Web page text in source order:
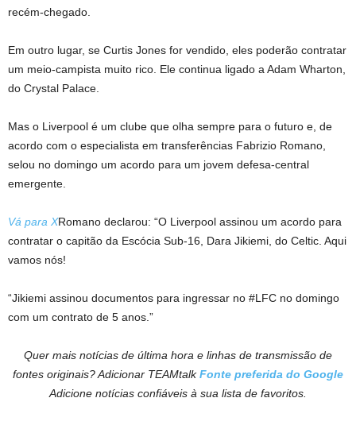
recém-chegado.
Em outro lugar, se Curtis Jones for vendido, eles poderão contratar
um meio-campista muito rico. Ele continua ligado a Adam Wharton,
do Crystal Palace.
Mas o Liverpool é um clube que olha sempre para o futuro e, de
acordo com o especialista em transferências Fabrizio Romano,
selou no domingo um acordo para um jovem defesa-central
emergente.
Vá para XRomano declarou: “O Liverpool assinou um acordo para
contratar o capitão da Escócia Sub-16, Dara Jikiemi, do Celtic. Aqui
vamos nós!
“Jikiemi assinou documentos para ingressar no #LFC no domingo
com um contrato de 5 anos.”
Quer mais notícias de última hora e linhas de transmissão de
fontes originais? Adicionar TEAMtalkFonte preferida do Google
Adicione notícias confiáveis ​​à sua lista de favoritos.